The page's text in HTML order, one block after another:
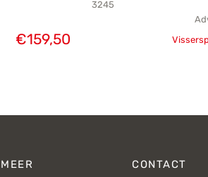
€159,50
3245
MEER CONTACT